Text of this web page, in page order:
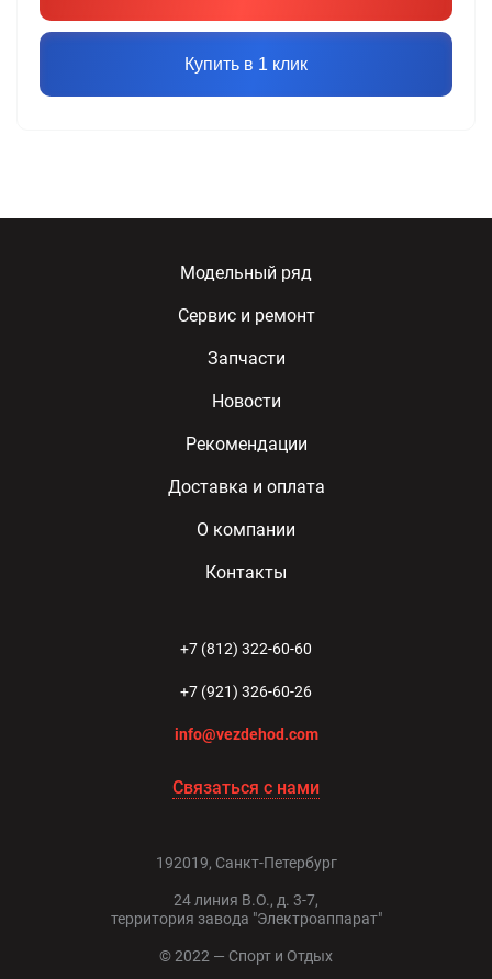
Купить в 1 клик
Модельный ряд
Сервис и ремонт
Запчасти
Новости
Рекомендации
Доставка и оплата
О компании
Контакты
+7 (812) 322-60-60
+7 (921) 326-60-26
info@vezdehod.com
Связаться с нами
192019, Санкт-Петербург
24 линия В.О., д. 3-7,
территория завода "Электроаппарат"
© 2022 — Спорт и Отдых